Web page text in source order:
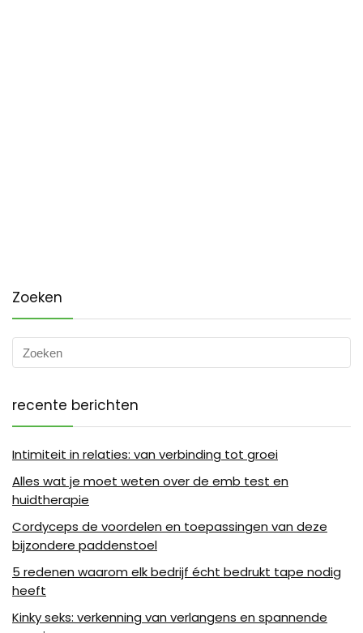
Zoeken
recente berichten
Intimiteit in relaties: van verbinding tot groei
Alles wat je moet weten over de emb test en
huidtherapie
Cordyceps de voordelen en toepassingen van deze
bijzondere paddenstoel
5 redenen waarom elk bedrijf écht bedrukt tape nodig
heeft
Kinky seks: verkenning van verlangens en spannende